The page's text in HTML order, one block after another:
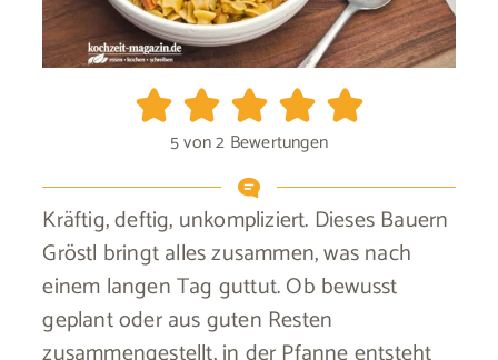
5von2 Bewertungen
Kräftig, deftig, unkompliziert. Dieses Bauern
Gröstl bringt alles zusammen, was nach
einem langen Tag guttut. Ob bewusst
geplant oder aus guten Resten